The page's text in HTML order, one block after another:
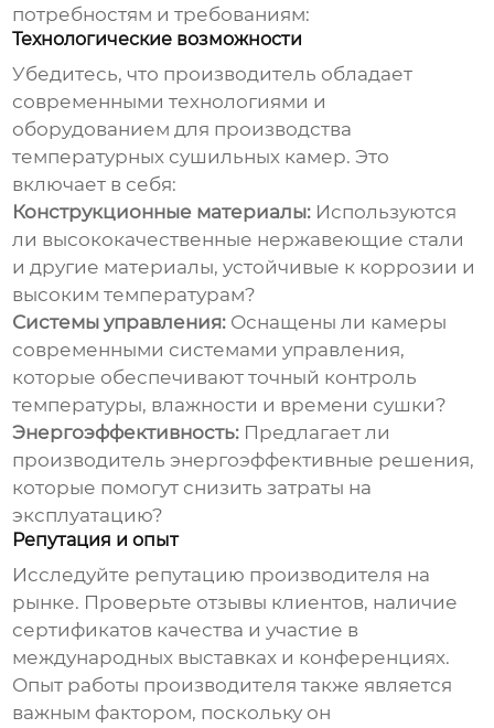
потребностям и требованиям:
Технологические возможности
Убедитесь, что производитель обладает
современными технологиями и
оборудованием для производства
температурных сушильных камер. Это
включает в себя:
Конструкционные материалы: Используются
ли высококачественные нержавеющие стали
и другие материалы, устойчивые к коррозии и
высоким температурам?
Системы управления: Оснащены ли камеры
современными системами управления,
которые обеспечивают точный контроль
температуры, влажности и времени сушки?
Энергоэффективность: Предлагает ли
производитель энергоэффективные решения,
которые помогут снизить затраты на
эксплуатацию?
Репутация и опыт
Исследуйте репутацию производителя на
рынке. Проверьте отзывы клиентов, наличие
сертификатов качества и участие в
международных выставках и конференциях.
Опыт работы производителя также является
важным фактором, поскольку он